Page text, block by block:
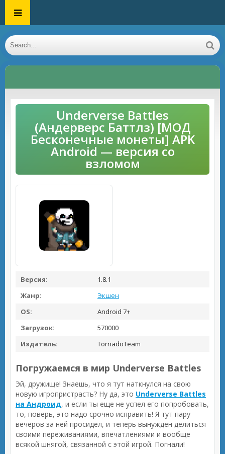
Underverse Battles
(Андерверс Баттлз) [МОД
Бесконечные монеты] APK
Android — версия со
взломом
Версия:
1.8.1
Жанр:
Экшен
OS:
Android 7+
Загрузок:
570000
Издатель:
TornadoTeam
Погружаемся в мир Underverse Battles
Эй, дружище! Знаешь, что я тут наткнулся на свою
новую игропристрасть? Ну да, это Underverse Battles
на Андроид, и если ты еще не успел его попробовать,
то, поверь, это надо срочно исправить! Я тут пару
вечеров за ней просидел, и теперь вынужден делиться
своими переживаниями, впечатлениями и вообще
всякой шнягой, связанной с этой игрой. Погнали!